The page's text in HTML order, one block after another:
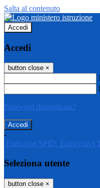
Salta al contenuto
Accedi
Accedi
button close ×
Password dimenticata?
-
Entra con SPID Entra con
Seleziona utente
button close ×